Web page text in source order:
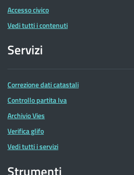
Accesso civico
Vedi tutti i contenuti
Servizi
Correzione dati catastali
Controllo partita Iva
Archivio Vies
Verifica glifo
Vedi tutti i servizi